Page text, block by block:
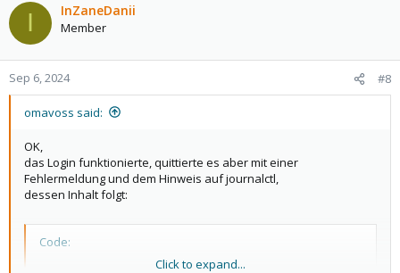
I InZaneDanii
Member
Sep 6, 2024 #8
omavoss said:
OK,
das Login funktionierte, quittierte es aber mit einer
Fehlermeldung und dem Hinweis auf journalctl,
dessen Inhalt folgt:
Code:
Click to expand...